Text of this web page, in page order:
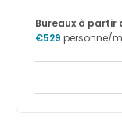
Bureaux à partir
€529 personne/